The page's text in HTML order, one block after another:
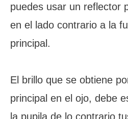
puedes usar un reflector
en el lado contrario a la
principal.
El brillo que se obtiene
principal en el ojo, debe
la pupila de lo contrario